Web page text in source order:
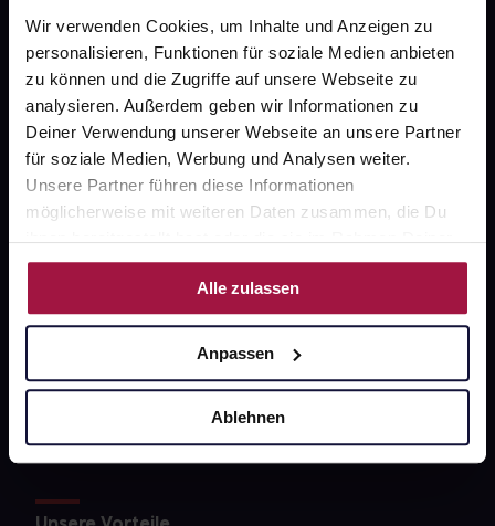
Wir verwenden Cookies, um Inhalte und Anzeigen zu
personalisieren, Funktionen für soziale Medien anbieten
zu können und die Zugriffe auf unsere Webseite zu
analysieren. Außerdem geben wir Informationen zu
Deiner Verwendung unserer Webseite an unsere Partner
für soziale Medien, Werbung und Analysen weiter.
Unsere Partner führen diese Informationen
möglicherweise mit weiteren Daten zusammen, die Du
ihnen bereitgestellt hast oder die sie im Rahmen Deiner
Nutzung der Dienste gesammelt haben.
Alle zulassen
Anpassen
Ablehnen
gesund.de
Karriere
Newsletter
Barrierefreiheitserklärung
Sanitätshäuser
AGB